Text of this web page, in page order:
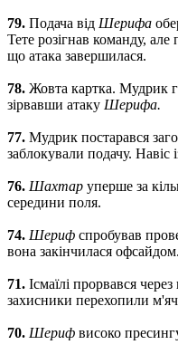
79. Подача від Шерифа
Тете розігнав команду, але
що атака завершилася.
78. Жовта картка. Мудрик
зірвавши атаку Шерифа.
77. Мудрик постарався
заблокували подачу. Навіс
76. Шахтар уперше за
середини поля.
74. Шериф спробував
вона закінчилася офсайдом.
71. Ісмаїлі прорвався
захисники перехопили
70. Шериф високо